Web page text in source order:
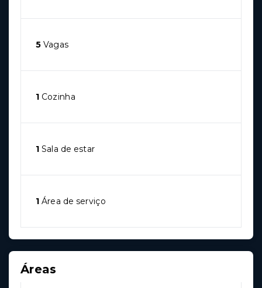
5 Vagas
1 Cozinha
1 Sala de estar
1 Área de serviço
Áreas